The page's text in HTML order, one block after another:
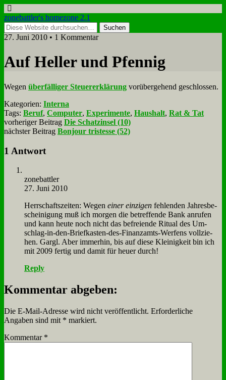
zonebattler's homezone 2.1
27. Juni 2010 • 1 Kommentar
Auf Hel­ler und Pfen­nig
We­gen über­fäl­li­ger Steu­er­erklä­rung vor­über­ge­hend ge­schlos­sen.
Kategorien: Interna
Tags: Beruf, Computer, Experimente, Haushalt, Rat & Tat
vorheriger Beitrag Die Schatzinsel (10)
nächster Beitrag Bonjour tristesse (52)
1 Antwort
zone­batt­ler
27. Juni 2010
Herr­schafts­zei­ten: We­gen ei­ner ein­zi­gen feh­len­den Jah­res­be­
schei­ni­gung muß ich mor­gen die be­tref­fen­de Bank an­ru­fen
und kann heu­te noch nicht das be­frei­en­de Ri­tu­al des Um­
schlag-in-den-Brief­ka­sten-des-Fi­nanz­amts-Wer­fens voll­zie­
hen. Gargl. Aber im­mer­hin, bis auf die­se Klei­nig­keit bin ich
mit 2009 fer­tig und da­mit für heu­er durch!
Reply
Kommentar abgeben:
Die E-Mail-Adresse wird nicht veröffentlicht. Erforderliche
Angaben sind mit * markiert.
Kommentar *